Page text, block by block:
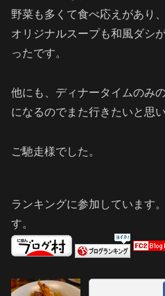
野菜も多くて食べ応えがあり
オリジナルスープも和風ダシ
ったです。
他にも、ディナータイムのみ
になるのでまた行きたいと思い
ご馳走様でした。
ランキングに参加しています
す。